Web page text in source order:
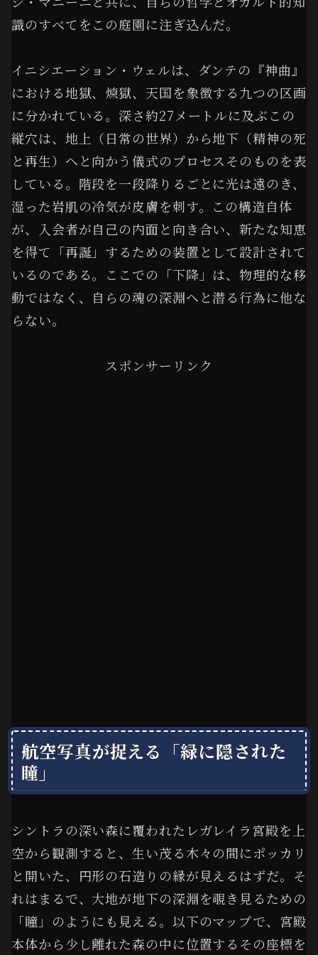
識のすべてをこの庭園に注ぎ込んだ。
イニシエーション・ウェルは、ダンテの『神曲』
における地獄、煉獄、天国を象徴する九つの区画
に分かれている。深さ約27メートルに及ぶこの
縦穴は、地上（日常の世界）から地下（精神の死
と再生）へと向かう儀式のプロセスそのものを表
している。階段を一段降りるごとに光は遠のき、
湿った岩肌の冷気が皮膚を刺す。この構造自体
が、入会者が自己の内面と向き合い、新たな知恵
を得て「再誕」するための装置として設計されて
いるのである。ここでの「下降」は、物理的な移
動ではなく、自らの魂の深淵へと潜る行為に他な
らない。
スポンサーリンク
航空写真が捉える「緑に隠された
瞳」
シントラの深い森に覆われたレガレイラ宮殿を上
空から観測すると、生い茂る木々の間にポッカリ
と開いた、円形の石造りの縁が見えるはずだ。そ
れはまるで、大地が地下の深淵を覗き見るための
「瞳」のようにも見える。以下のマップで、宮殿
本体から少し離れた森の中に位置するその座標を